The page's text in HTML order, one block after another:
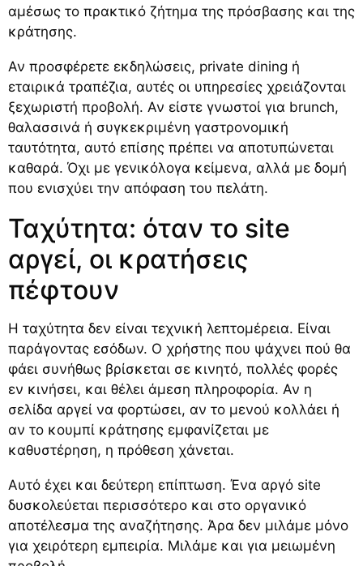
αμέσως το πρακτικό ζήτημα της πρόσβασης και της
κράτησης.
Αν προσφέρετε εκδηλώσεις, private dining ή
εταιρικά τραπέζια, αυτές οι υπηρεσίες χρειάζονται
ξεχωριστή προβολή. Αν είστε γνωστοί για brunch,
θαλασσινά ή συγκεκριμένη γαστρονομική
ταυτότητα, αυτό επίσης πρέπει να αποτυπώνεται
καθαρά. Όχι με γενικόλογα κείμενα, αλλά με δομή
που ενισχύει την απόφαση του πελάτη.
Ταχύτητα: όταν το site
αργεί, οι κρατήσεις
πέφτουν
Η ταχύτητα δεν είναι τεχνική λεπτομέρεια. Είναι
παράγοντας εσόδων. Ο χρήστης που ψάχνει πού θα
φάει συνήθως βρίσκεται σε κινητό, πολλές φορές
εν κινήσει, και θέλει άμεση πληροφορία. Αν η
σελίδα αργεί να φορτώσει, αν το μενού κολλάει ή
αν το κουμπί κράτησης εμφανίζεται με
καθυστέρηση, η πρόθεση χάνεται.
Αυτό έχει και δεύτερη επίπτωση. Ένα αργό site
δυσκολεύεται περισσότερο και στο οργανικό
αποτέλεσμα της αναζήτησης. Άρα δεν μιλάμε μόνο
για χειρότερη εμπειρία. Μιλάμε και για μειωμένη